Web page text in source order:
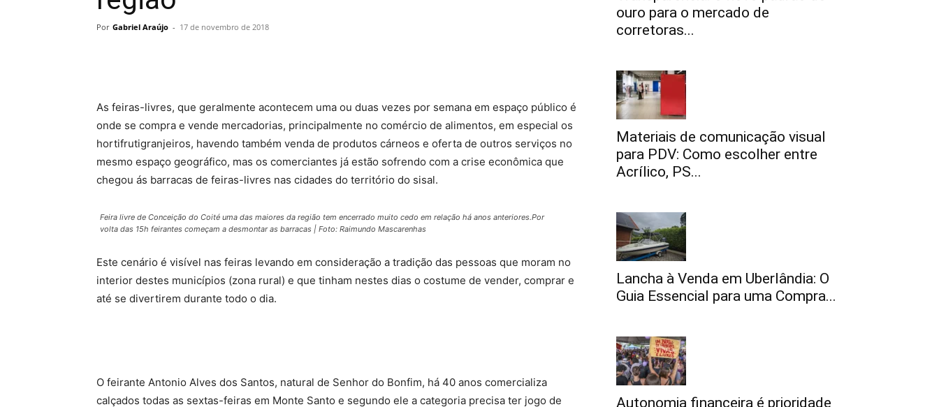
Por Gabriel Araújo - 17 de novembro de 2018
As feiras-livres, que geralmente acontecem uma ou duas vezes por semana em espaço público é
onde se compra e vende mercadorias, principalmente no comércio de alimentos, em especial os
hortifrutigranjeiros, havendo também venda de produtos cárneos e oferta de outros serviços no
mesmo espaço geográfico, mas os comerciantes já estão sofrendo com a crise econômica que
chegou ás barracas de feiras-livres nas cidades do território do sisal.
Feira livre de Conceição do Coité uma das maiores da região tem encerrado muito cedo em relação há anos anteriores.Por
volta das 15h feirantes começam a desmontar as barracas | Foto: Raimundo Mascarenhas
Este cenário é visível nas feiras levando em consideração a tradição das pessoas que moram no
interior destes municípios (zona rural) e que tinham nestes dias o costume de vender, comprar e
até se divertirem durante todo o dia.
O feirante Antonio Alves dos Santos, natural de Senhor do Bonfim, há 40 anos comercializa
calçados todas as sextas-feiras em Monte Santo e segundo ele a categoria precisa ter jogo de
ouro para o mercado de
corretoras...
Materiais de comunicação visual
para PDV: Como escolher entre
Acrílico, PS...
Lancha à Venda em Uberlândia: O
Guia Essencial para uma Compra...
Autonomia financeira é prioridade